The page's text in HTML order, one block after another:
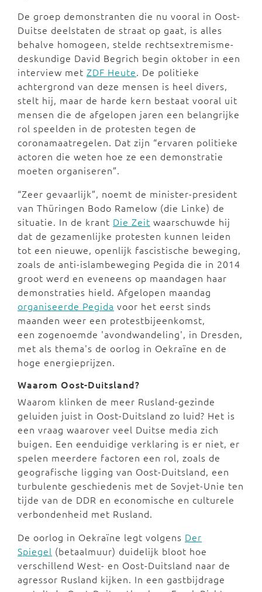
De groep demonstranten die nu vooral in Oost-
Duitse deelstaten de straat op gaat, is alles
behalve homogeen, stelde rechtsextremisme-
deskundige David Begrich begin oktober in een
interview met ZDF Heute. De politieke
achtergrond van deze mensen is heel divers,
stelt hij, maar de harde kern bestaat vooral uit
mensen die de afgelopen jaren een belangrijke
rol speelden in de protesten tegen de
coronamaatregelen. Dat zijn “ervaren politieke
actoren die weten hoe ze een demonstratie
moeten organiseren”.
“Zeer gevaarlijk”, noemt de minister-president
van Thüringen Bodo Ramelow (die Linke) de
situatie. In de krant Die Zeit waarschuwde hij
dat de gezamenlijke protesten kunnen leiden
tot een nieuwe, openlijk fascistische beweging,
zoals de anti-islambeweging Pegida die in 2014
groot werd en eveneens op maandagen haar
demonstraties hield. Afgelopen maandag
organiseerde Pegida voor het eerst sinds
maanden weer een protestbijeenkomst,
een zogenoemde 'avondwandeling', in Dresden,
met als thema's de oorlog in Oekraïne en de
hoge energieprijzen.
Waarom Oost-Duitsland?
Waarom klinken de meer Rusland-gezinde
geluiden juist in Oost-Duitsland zo luid? Het is
een vraag waarover veel Duitse media zich
buigen. Een eenduidige verklaring is er niet, er
spelen meerdere factoren een rol, zoals de
geografische ligging van Oost-Duitsland, een
turbulente geschiedenis met de Sovjet-Unie ten
tijde van de DDR en economische en culturele
verbondenheid met Rusland.
De oorlog in Oekraïne legt volgens Der
Spiegel (betaalmuur) duidelijk bloot hoe
verschillend West- en Oost-Duitsland naar de
agressor Rusland kijken. In een gastbijdrage